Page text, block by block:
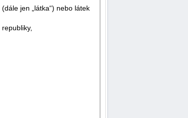
(dále jen „látka“) nebo látek